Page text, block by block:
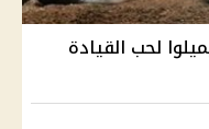
لحب القيادة